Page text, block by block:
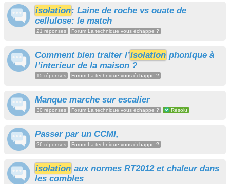
isolation: Laine de roche vs ouate de
cellulose: le match
21 réponses Forum La technique vous échappe ?
Comment bien traiter l’isolation phonique à
l’interieur de la maison ?
15 réponses Forum La technique vous échappe ?
Manque marche sur escalier
30 réponses Forum La technique vous échappe ? Résolu
Passer par un CCMI,
26 réponses Forum La technique vous échappe ?
isolation aux normes RT2012 et chaleur dans
les combles